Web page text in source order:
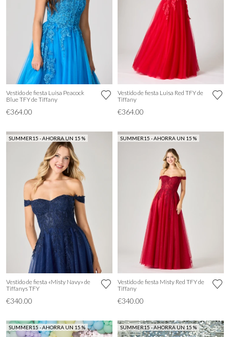
Vestido de fiesta Luisa Peacock
Blue TFY de Tiffany
€364.00
Vestido de fiesta Luisa Red TFY de
Tiffany
€364.00
SUMMER15 - AHORRA UN 15 %
Vestido de fiesta «Misty Navy» de
Tiffanys TFY
€340.00
SUMMER15 - AHORRA UN 15 %
Vestido de fiesta Misty Red TFY de
Tiffany
€340.00
SUMMER15 - AHORRA UN 15 % SUMMER15 - AHORRA UN 15 %